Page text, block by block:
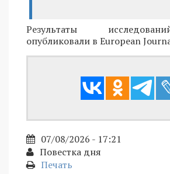
Результаты
опубликовали в European
07/08/2026 - 17:21
Повестка дня
Печать